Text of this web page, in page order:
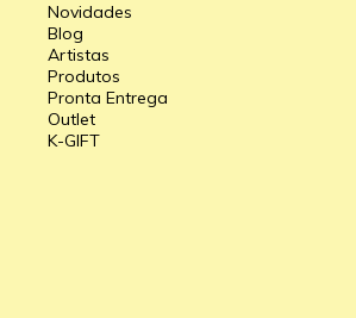
Novidades
Blog
Artistas
Produtos
Pronta Entrega
Outlet
K-GIFT